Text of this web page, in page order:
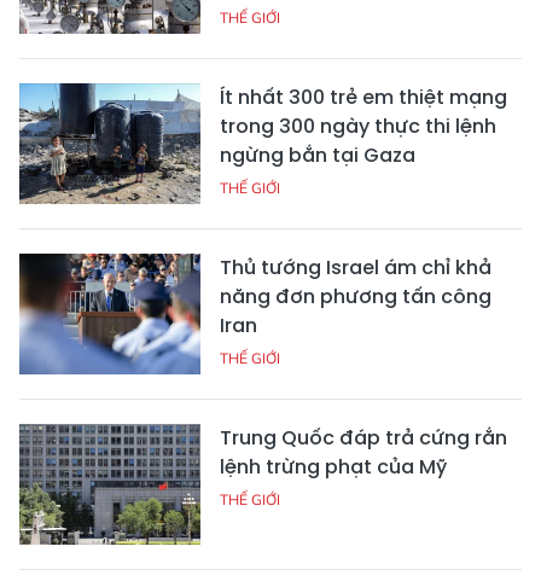
THẾ GIỚI
Ít nhất 300 trẻ em thiệt mạng
trong 300 ngày thực thi lệnh
ngừng bắn tại Gaza
THẾ GIỚI
Thủ tướng Israel ám chỉ khả
năng đơn phương tấn công
Iran
THẾ GIỚI
Trung Quốc đáp trả cứng rắn
lệnh trừng phạt của Mỹ
THẾ GIỚI